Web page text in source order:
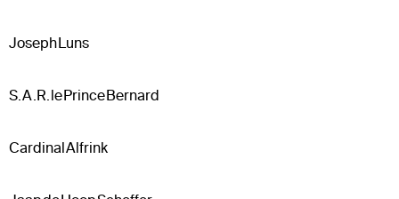
Joseph Luns
S.A.R. le Prince Bernard
Cardinal Alfrink